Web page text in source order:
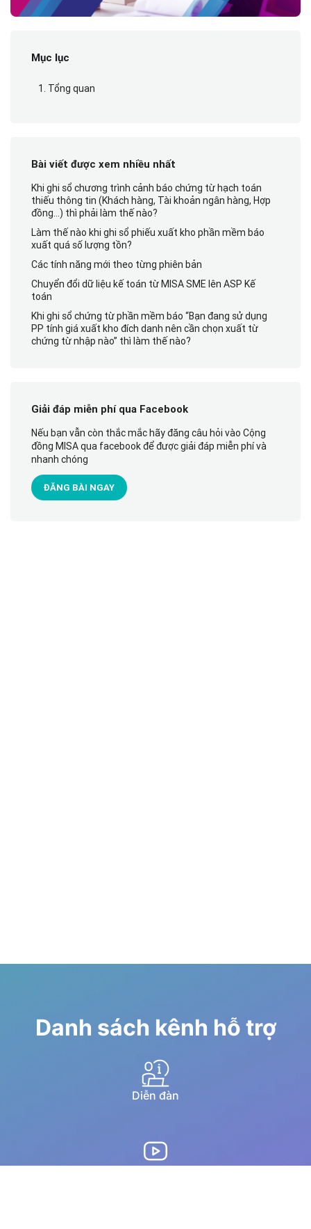
Mục lục
1. Tổng quan
Bài viết được xem nhiều nhất
Khi ghi sổ chương trình cảnh báo chứng từ hạch toán
thiếu thông tin (Khách hàng, Tài khoản ngân hàng, Hợp
đồng…) thì phải làm thế nào?
Làm thế nào khi ghi sổ phiếu xuất kho phần mềm báo
xuất quá số lượng tồn?
Các tính năng mới theo từng phiên bản
Chuyển đổi dữ liệu kế toán từ MISA SME lên ASP Kế
toán
Khi ghi sổ chứng từ phần mềm báo “Bạn đang sử dụng
PP tính giá xuất kho đích danh nên cần chọn xuất từ
chứng từ nhập nào” thì làm thế nào?
Giải đáp miễn phí qua Facebook
Nếu bạn vẫn còn thắc mắc hãy đăng câu hỏi vào Cộng
đồng MISA qua facebook để được giải đáp miễn phí và
nhanh chóng
ĐĂNG BÀI NGAY
Danh sách kênh hỗ trợ
Diễn đàn